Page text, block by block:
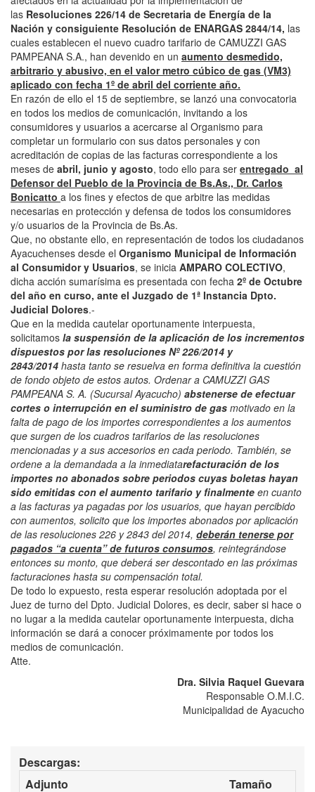
las Resoluciones 226/14 de Secretaria de Energía de la
Nación y consiguiente Resolución de ENARGAS 2844/14, las
cuales establecen el nuevo cuadro tarifario de CAMUZZI GAS
PAMPEANA S.A., han devenido en un aumento desmedido,
arbitrario y abusivo, en el valor metro cúbico de gas (VM3)
aplicado con fecha 1º de abril del corriente año.
En razón de ello el 15 de septiembre, se lanzó una convocatoria
en todos los medios de comunicación, invitando a los
consumidores y usuarios a acercarse al Organismo para
completar un formulario con sus datos personales y con
acreditación de copias de las facturas correspondiente a los
meses de abril, junio y agosto, todo ello para ser entregado al
Defensor del Pueblo de la Provincia de Bs.As., Dr. Carlos
Bonicatto a los fines y efectos de que arbitre las medidas
necesarias en protección y defensa de todos los consumidores
y/o usuarios de la Provincia de Bs.As.
Que, no obstante ello, en representación de todos los ciudadanos
Ayacuchenses desde el Organismo Municipal de Información
al Consumidor y Usuarios, se inicia AMPARO COLECTIVO,
dicha acción sumarísima es presentada con fecha 2º de Octubre
del año en curso, ante el Juzgado de 1ª Instancia Dpto.
Judicial Dolores.-
Que en la medida cautelar oportunamente interpuesta,
solicitamos la suspensión de la aplicación de los incrementos
dispuestos por las resoluciones Nº 226/2014 y
2843/2014 hasta tanto se resuelva en forma definitiva la cuestión
de fondo objeto de estos autos. Ordenar a CAMUZZI GAS
PAMPEANA S. A. (Sucursal Ayacucho) abstenerse de efectuar
cortes o interrupción en el suministro de gas motivado en la
falta de pago de los importes correspondientes a los aumentos
que surgen de los cuadros tarifarios de las resoluciones
mencionadas y a sus accesorios en cada periodo. También, se
ordene a la demandada a la inmediatarefacturación de los
importes no abonados sobre periodos cuyas boletas hayan
sido emitidas con el aumento tarifario y finalmente en cuanto
a las facturas ya pagadas por los usuarios, que hayan percibido
con aumentos, solicito que los importes abonados por aplicación
de las resoluciones 226 y 2843 del 2014, deberán tenerse por
pagados “a cuenta” de futuros consumos, reintegrándose
entonces su monto, que deberá ser descontado en las próximas
facturaciones hasta su compensación total.
De todo lo expuesto, resta esperar resolución adoptada por el
Juez de turno del Dpto. Judicial Dolores, es decir, saber si hace o
no lugar a la medida cautelar oportunamente interpuesta, dicha
información se dará a conocer próximamente por todos los
medios de comunicación.
Atte.
Dra. Silvia Raquel Guevara
Responsable O.M.I.C.
Municipalidad de Ayacucho
Descargas:
Adjunto
Tamaño